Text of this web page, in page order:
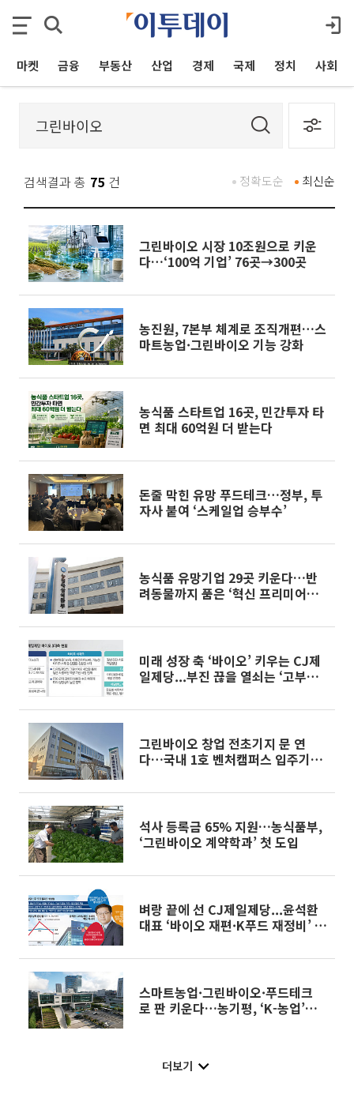
마켓 금융 부동산 산업 경제 국제 정치 사회
검색결과 총 75 건 최신순
정확도순
그린바이오 시장 10조원으로 키운
다…‘100억 기업’ 76곳→300곳
농진원, 7본부 체계로 조직개편…스
마트농업·그린바이오 기능 강화
농식품 스타트업 16곳, 민간투자 타
면 최대 60억원 더 받는다
돈줄 막힌 유망 푸드테크…정부, 투
자사 붙여 ‘스케일업 승부수’
농식품 유망기업 29곳 키운다…반
려동물까지 품은 ‘혁신 프리미어
미래 성장 축 ‘바이오’ 키우는 CJ제
일제당...부진 끊을 열쇠는 ‘고부가
그린바이오 창업 전초기지 문 연
다…국내 1호 벤처캠퍼스 입주기업
석사 등록금 65% 지원…농식품부,
‘그린바이오 계약학과’ 첫 도입
벼랑 끝에 선 CJ제일제당...윤석환
대표 ‘바이오 재편·K푸드 재정비’ 승
스마트농업·그린바이오·푸드테크
로 판 키운다…농기평, ‘K-농업’
더보기